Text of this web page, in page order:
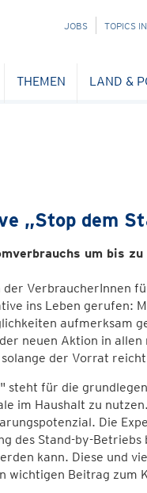
NAVIGATION
JOBS TOPICS
THEMEN LAND &
„Stop dem
um bis zu
der VerbraucherInnen
ins Leben gerufen:
aufmerksam
neuen Aktion in
der Vorrat
steht für die
im Haushalt zu
Die
des Stand-by-
kann. Diese und
wichtigen Beitrag zum